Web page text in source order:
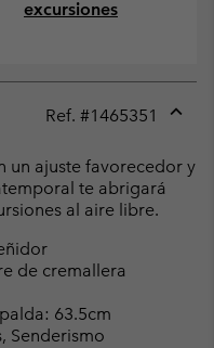
excursiones
Ref. #1465351
un ajuste favorecedor y
te abrigará
al aire libre.
de cremallera
63.5cm
Senderismo